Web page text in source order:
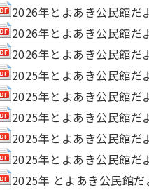
2026年とよあき公民館
2026年とよあき公民館
2026年とよあき公民館
2025年とよあき公民館
2025年とよあき公民館
2025年とよあき公民館
2025年とよあき公民館
2025年とよあき公民館
2025年 とよあき公民館